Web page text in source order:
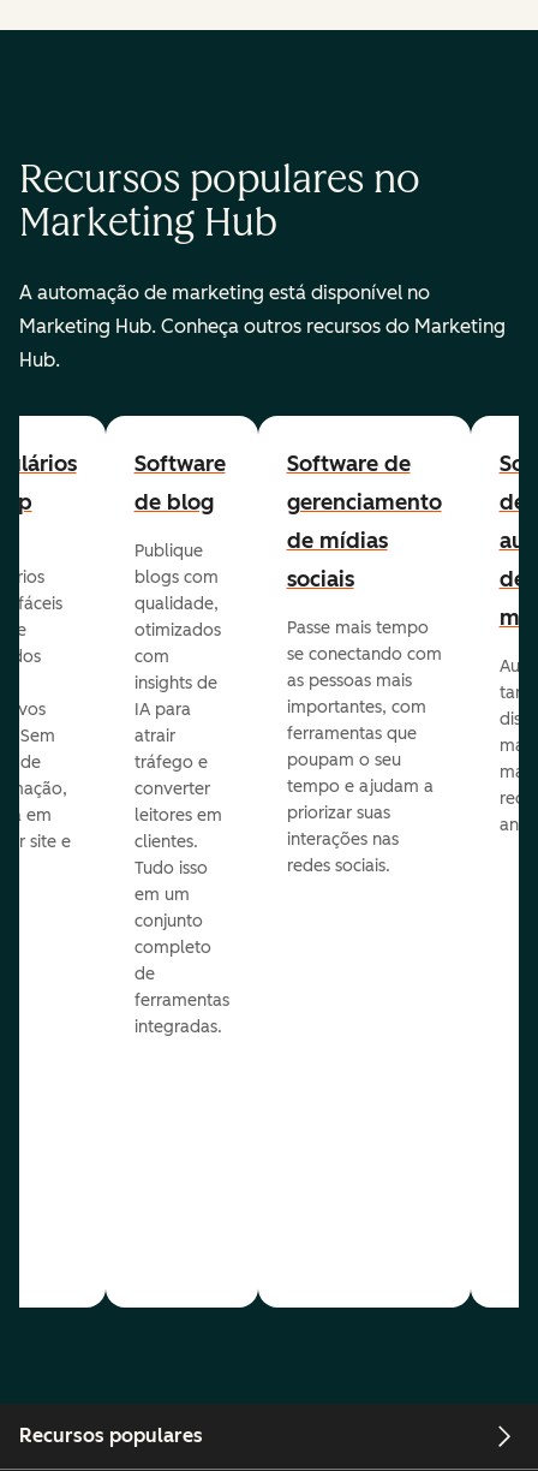
Recursos populares no
Marketing Hub
A automação de marketing está disponível no
Marketing Hub. Conheça outros recursos do Marketing
Hub.
fáceis
e
Sem
de
em
site e
Software
de blog
Publique
blogs com
qualidade,
otimizados
com
insights de
IA para
atrair
tráfego e
converter
leitores em
clientes.
Tudo isso
em um
conjunto
completo
de
ferramentas
integradas.
Software de
gerenciamento
de mídias
sociais
Passe mais tempo
se conectando com
as pessoas mais
importantes, com
ferramentas que
poupam o seu
tempo e ajudam a
priorizar suas
interações nas
redes sociais.
de
de
mail
Recursos populares